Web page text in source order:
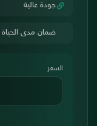
جودة عالية
ضمان مدى الحياة
السعر